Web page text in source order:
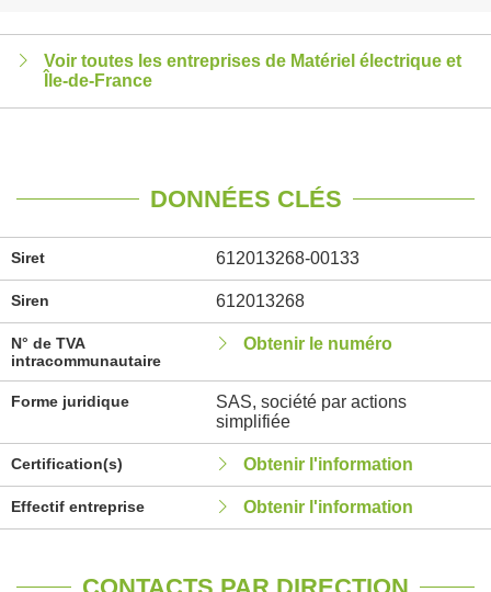
Voir toutes les entreprises de Matériel électrique et
Île-de-France
DONNÉES CLÉS
Siret 612013268-00133
Siren 612013268
N° de TVA
intracommunautaire
Obtenir le numéro
Forme juridique
SAS, société par actions
simplifiée
Certification(s) Obtenir l'information
Effectif entreprise Obtenir l'information